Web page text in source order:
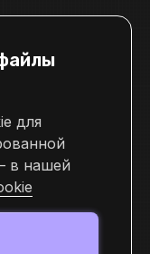
для
в нашей